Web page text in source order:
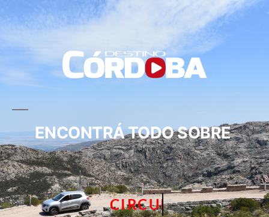
ENCONTRÁ TODO SOBRE
CIRCUITOS